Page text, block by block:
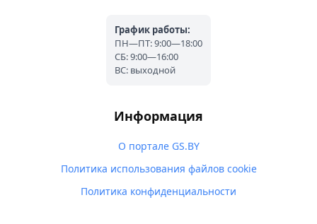
График работы:
ПН—ПТ: 9:00—18:00
СБ: 9:00—16:00
ВС: выходной
Информация
О портале GS.BY
Политика использования файлов cookie
Политика конфиденциальности